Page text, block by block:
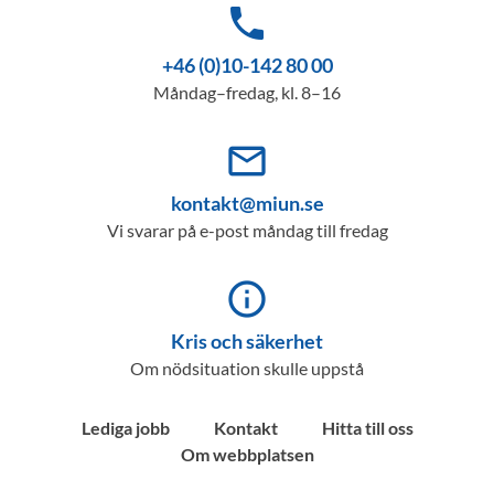
phone
+46 (0)10-142 80 00
Måndag–fredag, kl. 8–16
mail_outline
kontakt@miun.se
Vi svarar på e-post måndag till fredag
info_outline
Kris och säkerhet
Om nödsituation skulle uppstå
Lediga jobb Kontakt
Hitta till oss
Om webbplatsen